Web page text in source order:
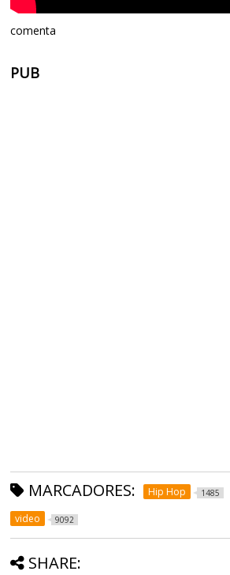
comenta
PUB
MARCADORES: Hip Hop 1485
video 9092
SHARE: